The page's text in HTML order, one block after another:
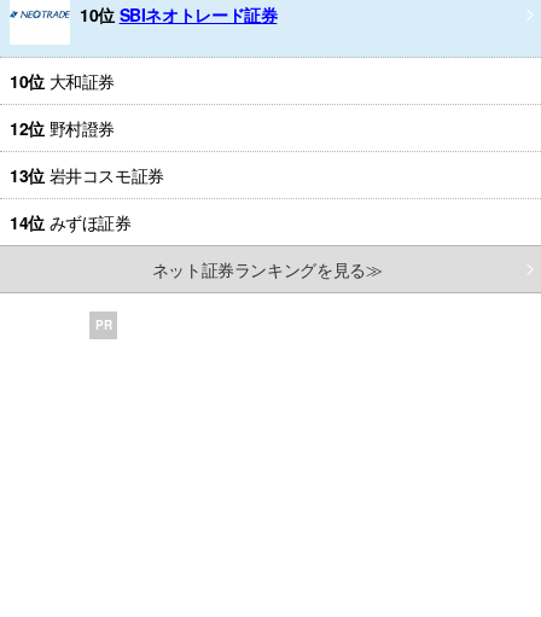
10位 SBIネオトレード証券
10位 大和証券
12位 野村證券
13位 岩井コスモ証券
14位 みずほ証券
ネット証券ランキングを見る≫
PR